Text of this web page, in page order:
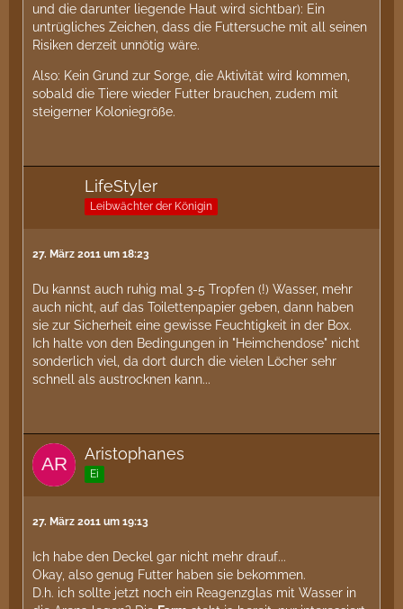
und die darunter liegende Haut wird sichtbar): Ein
untrügliches Zeichen, dass die Futtersuche mit all seinen
Risiken derzeit unnötig wäre.
Also: Kein Grund zur Sorge, die Aktivität wird kommen,
sobald die Tiere wieder Futter brauchen, zudem mit
steigerner Koloniegröße.
LifeStyler
Leibwächter der Königin
27. März 2011 um 18:23
Du kannst auch ruhig mal 3-5 Tropfen (!) Wasser, mehr
auch nicht, auf das Toilettenpapier geben, dann haben
sie zur Sicherheit eine gewisse Feuchtigkeit in der Box.
Ich halte von den Bedingungen in "Heimchendose" nicht
sonderlich viel, da dort durch die vielen Löcher sehr
schnell als austrocknen kann...
Aristophanes
Ei
27. März 2011 um 19:13
Ich habe den Deckel gar nicht mehr drauf...
Okay, also genug Futter haben sie bekommen.
D.h. ich sollte jetzt noch ein Reagenzglas mit Wasser in